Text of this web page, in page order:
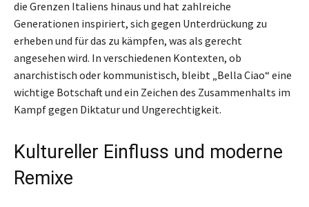
die Grenzen Italiens hinaus und hat zahlreiche
Generationen inspiriert, sich gegen Unterdrückung zu
erheben und für das zu kämpfen, was als gerecht
angesehen wird. In verschiedenen Kontexten, ob
anarchistisch oder kommunistisch, bleibt „Bella Ciao“ eine
wichtige Botschaft und ein Zeichen des Zusammenhalts im
Kampf gegen Diktatur und Ungerechtigkeit.
Kultureller Einfluss und moderne
Remixe